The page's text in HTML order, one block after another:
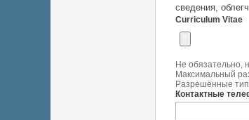
сведения,
Curriculum Vitae
Не обязательно,
Максимальный
Разрешённые
Контактные